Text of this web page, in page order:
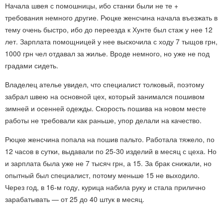
Начала швея с помошницы, ибо станки были не те +
требования немного другие. Рюцке женсчина начала въезжать в
тему очень быстро, ибо до переезда к Хунте был стаж у нее 12
лет. Зарплата помощницей у нее выскочила с ходу 7 тыщов грн,
1000 грн чел отдавал за жилье. Вроде немного, но уже не под
градами сидеть.
Владелец ателье увидел, что специалист толковый, поэтому
забрал швею на основной цех, который занимался пошивом
зимней и осенней одежды. Скорость пошива на новом месте
работы не требовали как раньше, упор делали на качество.
Рюцке женсчина попала на пошив пальто. Работала тяжело, по
12 часов в сутки, выдавали по 25-30 изделий в месяц с цеха. Но
и зарплата была уже не 7 тысяч грн, а 15. За брак снижали, но
опытный был специалист, потому меньше 15 не выходило.
Через год, в 16-м году, курица набила руку и стала прилично
зарабатывать — от 25 до 40 штук в месяц.